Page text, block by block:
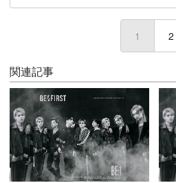
1 (current)
2
関連記事